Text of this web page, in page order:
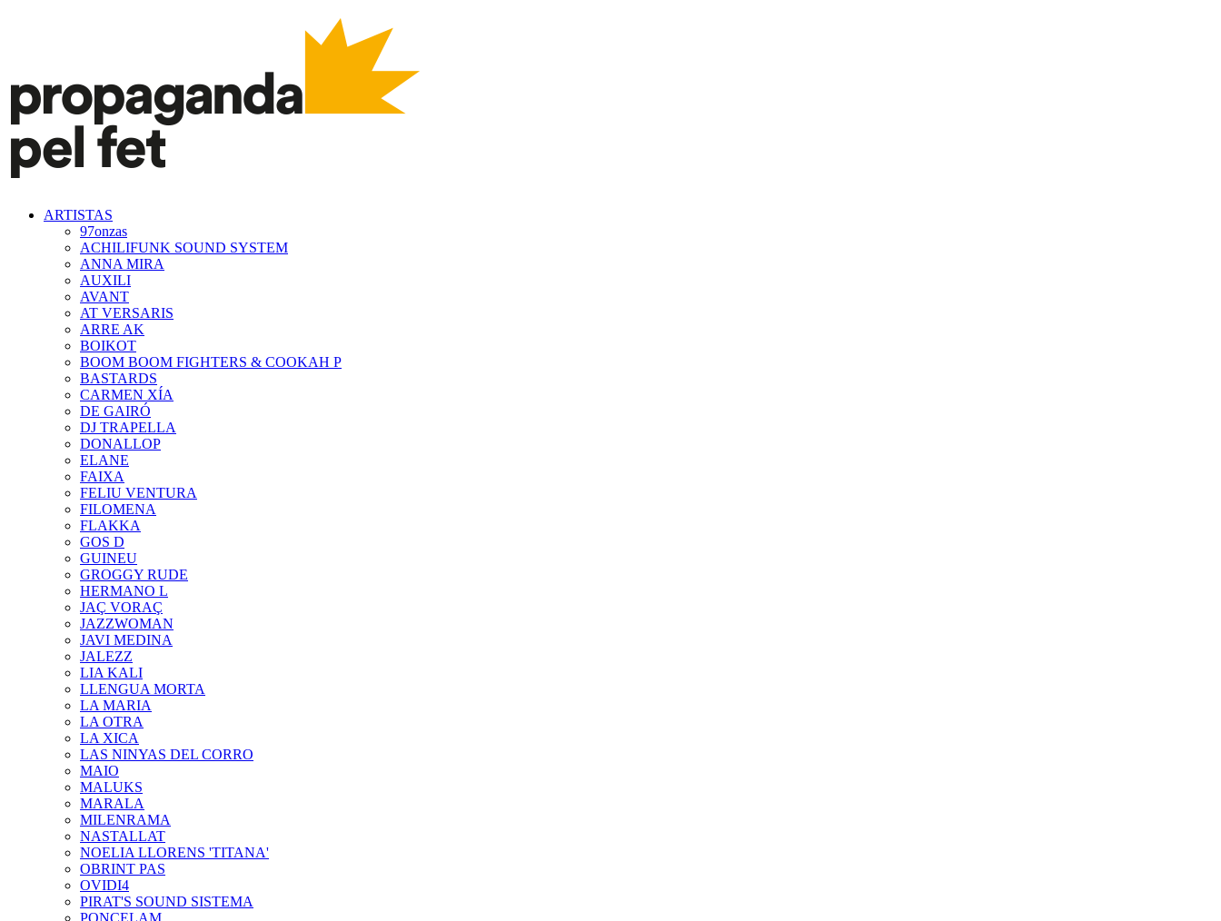
ARTISTAS
97onzas
ACHILIFUNK SOUND SYSTEM
ANNA MIRA
AUXILI
AVANT
AT VERSARIS
ARRE AK
BOIKOT
BOOM BOOM FIGHTERS & COOKAH P
BASTARDS
CARMEN XÍA
DE GAIRÓ
DJ TRAPELLA
DONALLOP
ELANE
FAIXA
FELIU VENTURA
FILOMENA
FLAKKA
GOS D
GUINEU
GROGGY RUDE
HERMANO L
JAÇ VORAÇ
JAZZWOMAN
JAVI MEDINA
JALEZZ
LIA KALI
LLENGUA MORTA
LA MARIA
LA OTRA
LA XICA
LAS NINYAS DEL CORRO
MAIO
MALUKS
MARALA
MILENRAMA
NASTALLAT
NOELIA LLORENS 'TITANA'
OBRINT PAS
OVIDI4
PIRAT'S SOUND SISTEMA
PONCELAM